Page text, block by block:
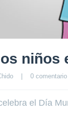
niños
| 0 comentario
el Día